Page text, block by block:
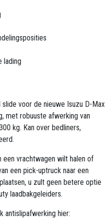
lading
voor de nieuwe Isuzu D-Max
met robuuste afwerking van
kg. Kan over bedliners,
een vrachtwagen wilt halen of
een pick-uptruck naar een
u zult geen betere optie
laadbakgeleiders.
antislipafwerking hier: